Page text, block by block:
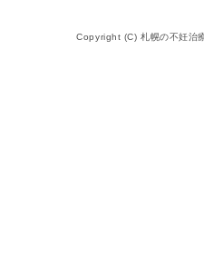
Copyright (C) 札幌の不妊治